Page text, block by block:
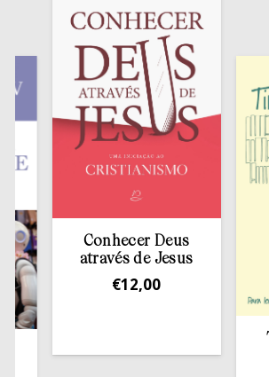
Conhecer Deus
através de Jesus
12,00
Tirar